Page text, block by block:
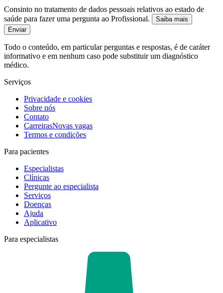
Consinto no tratamento de dados pessoais relativos ao estado de
saúde para fazer uma pergunta ao Profissional.
Saiba mais
Enviar
Todo o conteúdo, em particular perguntas e respostas, é de caráter
informativo e em nenhum caso pode substituir um diagnóstico
médico.
Serviços
Privacidade e cookies
Sobre nós
Contato
CarreirasNovas vagas
Termos e condições
Para pacientes
Especialistas
Clínicas
Pergunte ao especialista
Serviços
Doenças
Ajuda
Aplicativo
Para especialistas